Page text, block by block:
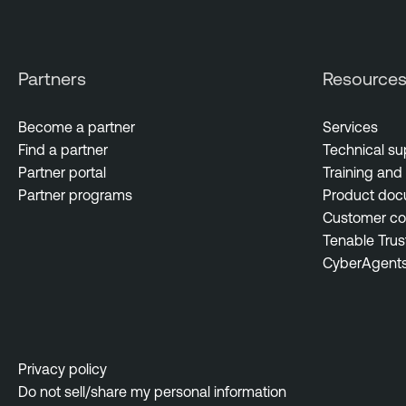
p
s
u
r
e
Partners
Become a partner
Find a partner
Partner portal
Partner programs
Resources
Services
Technical
Training
Product
Customer
Tenable
Privacy policy
Do not sell/share my personal information